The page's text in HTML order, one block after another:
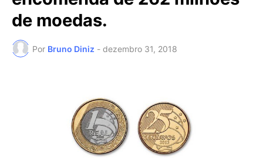
de moedas.
Por Bruno Diniz - dezembro 31, 2018